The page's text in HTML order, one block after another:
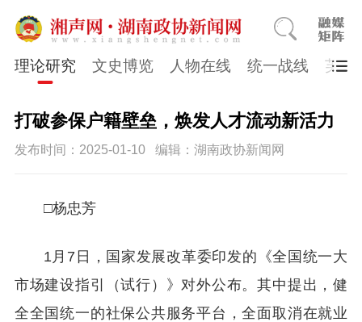
理论研究 文史博览 人物在线 统一战线 芙蓉
打破参保户籍壁垒，焕发人才流动新活力
发布时间：2025-01-10 编辑：湖南政协新闻网
□杨忠芳
1月7日，国家发展改革委印发的《全国统一大
市场建设指引（试行）》对外公布。其中提出，健
全全国统一的社保公共服务平台，全面取消在就业